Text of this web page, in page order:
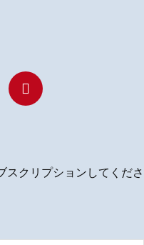
P
i
n
s
スクリプションしてくださ